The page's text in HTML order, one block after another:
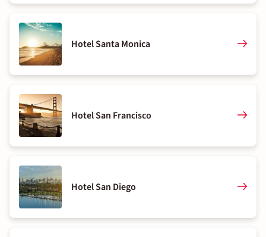
Hotel Santa Monica
Hotel San Francisco
Hotel San Diego